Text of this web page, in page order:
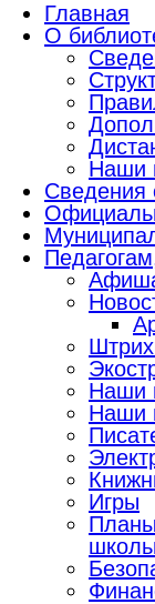
Главная
О
Наши
Сведения
Наши
Наши
Игры